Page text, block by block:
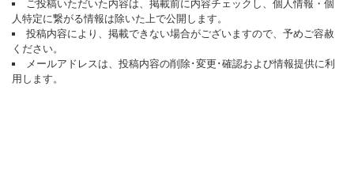
ご投稿いただいた内容は、掲載前に内容チェックし、個人情報・個
人特定に繋がる情報は除いた上で公開します。
投稿内容により、掲載できない場合がございますので、予めご容赦
ください。
メールアドレスは、投稿内容の削除･変更･確認および情報提供に利
用します。